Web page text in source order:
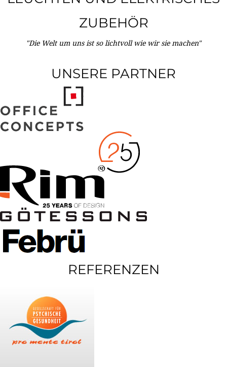
ZUBEHÖR
"Die Welt um uns ist so lichtvoll wie wir sie machen"
UNSERE PARTNER
REFERENZEN